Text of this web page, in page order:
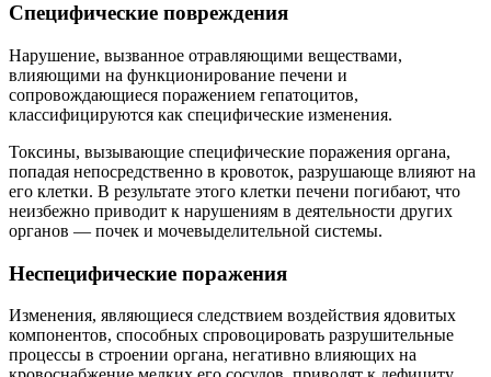
Специфические повреждения
Нарушение, вызванное отравляющими веществами,
влияющими на функционирование печени и
сопровождающиеся поражением гепатоцитов,
классифицируются как специфические изменения.
Токсины, вызывающие специфические поражения органа,
попадая непосредственно в кровоток, разрушающе влияют на
его клетки. В результате этого клетки печени погибают, что
неизбежно приводит к нарушениям в деятельности других
органов — почек и мочевыделительной системы.
Неспецифические поражения
Изменения, являющиеся следствием воздействия ядовитых
компонентов, способных спровоцировать разрушительные
процессы в строении органа, негативно влияющих на